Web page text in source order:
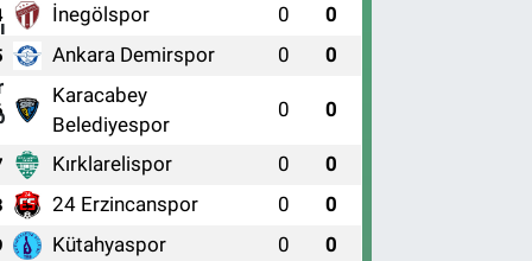
İnegölspor 0 0
Ankara Demirspor 0 0
Karacabey
Belediyespor
0 0
Kırklarelispor 0 0
24 Erzincanspor 0 0
Kütahyaspor 0 0